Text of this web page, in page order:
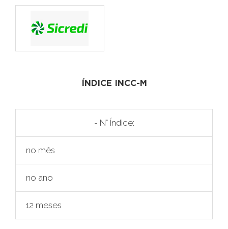
ÍNDICE INCC-M
- N° Índice:
no mês
no ano
12 meses